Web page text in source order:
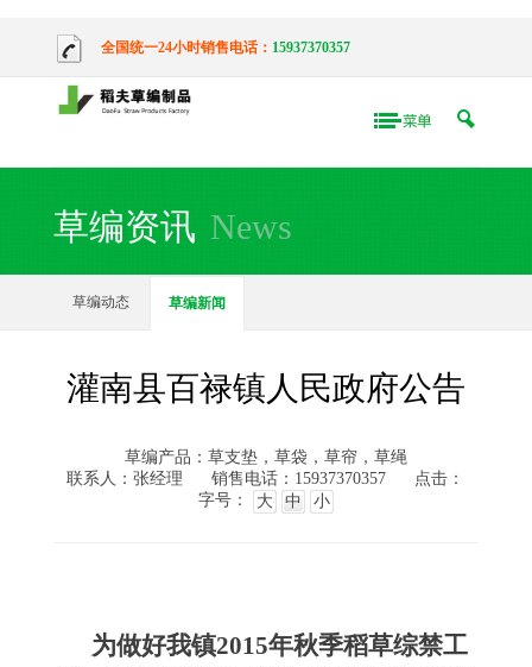
全国统一24小时销售电话： 15937370357
草编资讯 News
草编动态 草编新闻
灌南县百禄镇人民政府公告
草编产品：草支垫，草袋，草帘，草绳
联系人：张经理
销售电话：15937370357
点击：
字号：
大 中 小
为做好我镇2015年秋季稻草综禁工